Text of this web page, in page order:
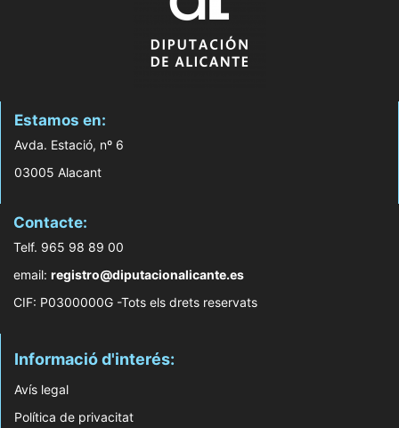
Estamos en:
Avda. Estació, nº 6
03005 Alacant
Contacte:
Telf. 965 98 89 00
email: registro@diputacionalicante.es
CIF: P0300000G -Tots els drets reservats
Informació d'interés:
Avís legal
Política de privacitat